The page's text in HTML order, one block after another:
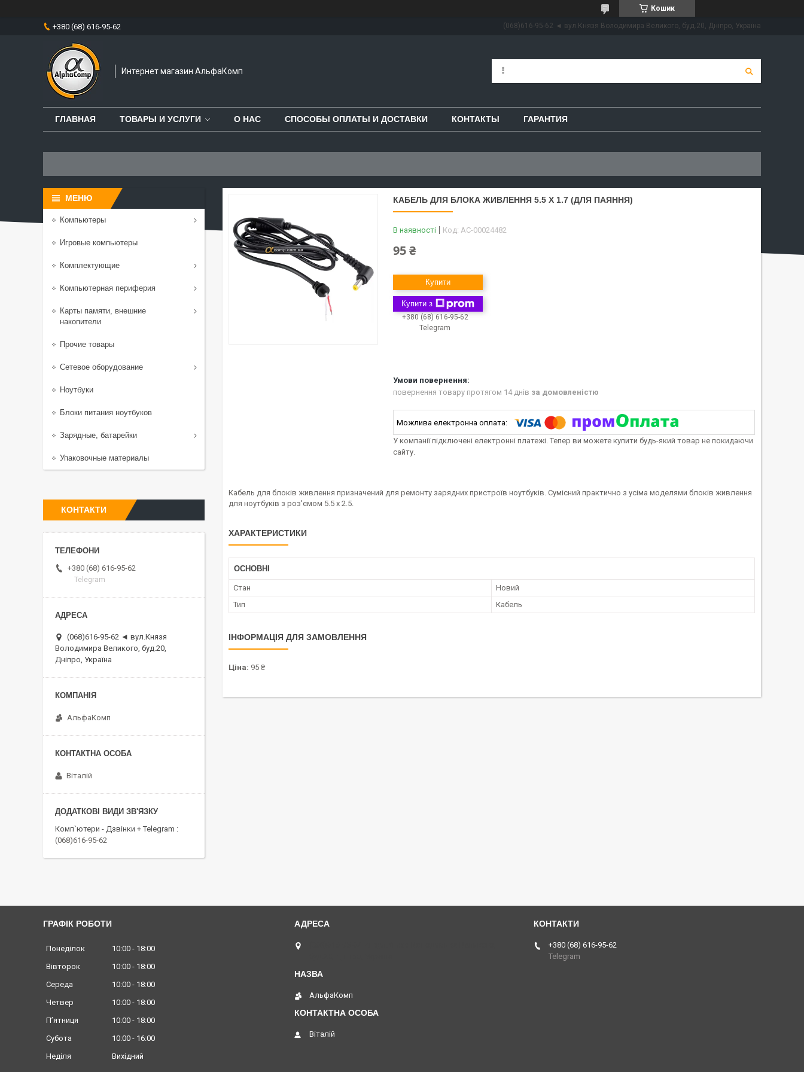
Кошик
+380 (68) 616-95-62 (068)616-95-62 ◄ вул.Князя Володимира Великого, буд.20, Дніпро, Україна
Интернет магазин АльфаКомп
ГЛАВНАЯ ТОВАРЫ И УСЛУГИ О НАС СПОСОБЫ ОПЛАТЫ И ДОСТАВКИ КОНТАКТЫ ГАРАНТИЯ
КАБЕЛЬ ДЛЯ БЛОКА ЖИВЛЕННЯ 5.5 Х 1.7 (ДЛЯ ПАЯННЯ)
В наявності Код: AC-00024482
95 ₴
Купити
Купити з
+380 (68) 616-95-62
Telegram
повернення товару протягом 14 днів за домовленістю
У компанії підключені електронні платежі. Тепер ви можете купити будь-який товар не покидаючи
сайту.
Кабель для блоків живлення призначений для ремонту зарядних пристроїв ноутбуків. Сумісний практично з усіма моделями блоків живлення
для ноутбуків з роз'ємом 5.5 х 2.5.
ХАРАКТЕРИСТИКИ
ОСНОВНІ
Стан
Новий
Тип
Кабель
ІНФОРМАЦІЯ ДЛЯ ЗАМОВЛЕННЯ
Ціна: 95 ₴
Компьютеры
Игровые компьютеры
Комплектующие
Компьютерная периферия
Карты памяти, внешние
накопители
Прочие товары
Сетевое оборудование
Ноутбуки
Блоки питания ноутбуков
Зарядные, батарейки
Упаковочные материалы
КОНТАКТИ
+380 (68) 616-95-62
Telegram
(068)616-95-62 ◄ вул.Князя
Володимира Великого, буд.20,
Дніпро, Україна
АльфаКомп
Віталій
Комп`ютери - Дзвінки + Telegram
(068)616-95-62
ГРАФІК РОБОТИ
Понеділок 10:00
18:00
Вівторок
10:00
18:00
Середа
10:00
18:00
Четвер
10:00
18:00
Пʼятниця
10:00
18:00
Субота
10:00
16:00
Неділя
Вихідний
АльфаКомп
Віталій
+380 (68) 616-95-62
Telegram